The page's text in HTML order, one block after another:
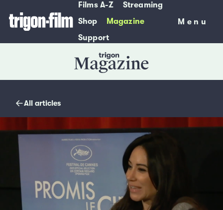
Films A-Z
Streaming
Shop
Magazine
Support
Menu
Menu
Magazine
All articles